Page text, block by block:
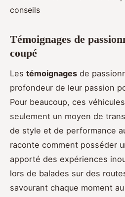
Témoignages de
coupé
Les témoignages de
profondeur de leur passion
Pour beaucoup, ces
seulement un moyen de
de style et de performance
raconte comment posséder
apporté des expériences
lors de balades sur des
savourant chaque moment